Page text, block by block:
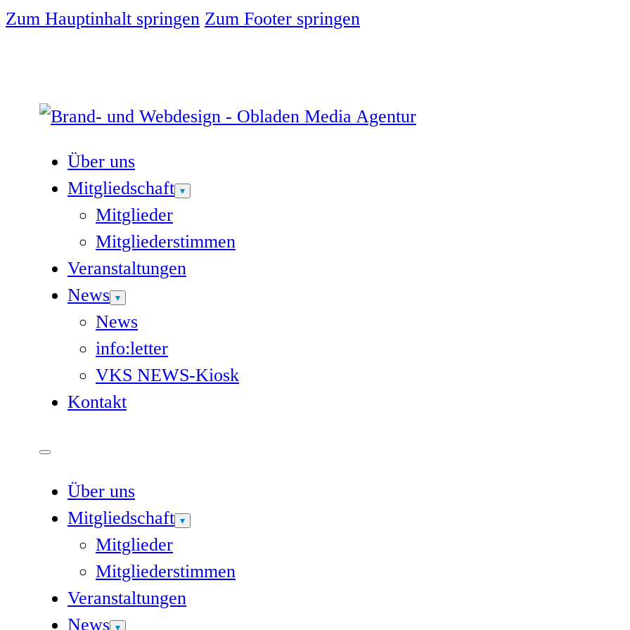
Zum Hauptinhalt springen Zum Footer springen
Über uns
Mitgliedschaft
Mitglieder
Mitgliederstimmen
Veranstaltungen
News
News
info:letter
VKS NEWS-Kiosk
Kontakt
Über uns
Mitgliedschaft
Mitglieder
Mitgliederstimmen
Veranstaltungen
News